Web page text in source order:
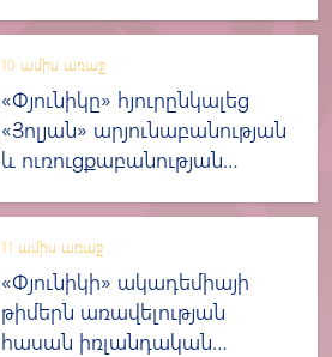
10 ամիս առաջ
«Փյունիկը» հյուրընկալեց
«Յոլյան» արյունաբանության
և ուռուցքաբանության
բուժում ստացող
երեխաներին
11 ամիս առաջ
«Փյունիկի» ակադեմիայի
թիմերն առավելության
հասան իռլանդական